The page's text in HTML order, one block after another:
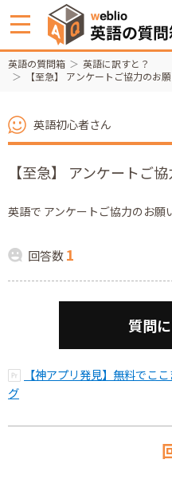
英語の質問箱
英語に訳すと？
【至急】 アンケートご協力のお
英語初心者さん
【至急】 アンケートご
英語で アンケートご協力のお願
回答数1
質問
【神アプリ発見】無料でこ
グ